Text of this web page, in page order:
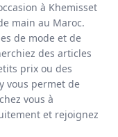
à Khemisset
main au Maroc.
de mode et de
des articles
prix ou des
vous permet de
vous à
et rejoignez